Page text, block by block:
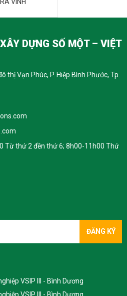
DỰNG SỐ MỘT – VIỆT
thị Vạn Phúc, P. Hiệp Bình Phước, Tp.
Từ thứ 2 đền thứ 6; 8h00-11h00 Thứ
ĐĂNG KÝ
VSIP III - Bình Dương